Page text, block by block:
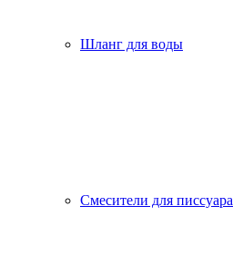
Шланг для воды
Смесители для писсуара